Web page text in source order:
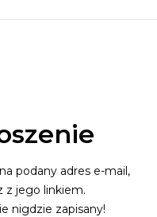
podany adres e-mail,
z jego linkiem.
nigdzie zapisany!